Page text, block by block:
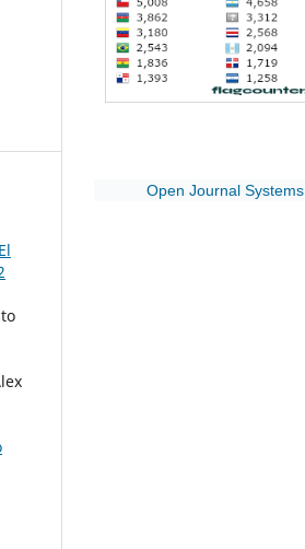
El
Open Journal Systems